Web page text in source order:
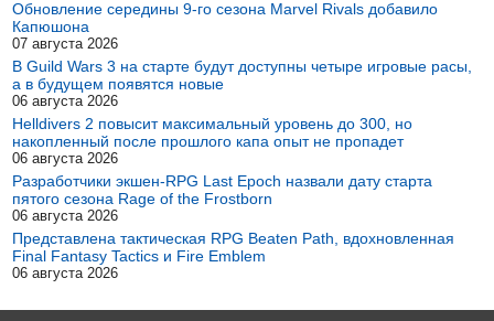
Обновление середины 9-го сезона Marvel Rivals добавило
Капюшона
07 августа 2026
В Guild Wars 3 на старте будут доступны четыре игровые расы,
а в будущем появятся новые
06 августа 2026
Helldivers 2 повысит максимальный уровень до 300, но
накопленный после прошлого капа опыт не пропадет
06 августа 2026
Разработчики экшен-RPG Last Epoch назвали дату старта
пятого сезона Rage of the Frostborn
06 августа 2026
Представлена тактическая RPG Beaten Path, вдохновленная
Final Fantasy Tactics и Fire Emblem
06 августа 2026